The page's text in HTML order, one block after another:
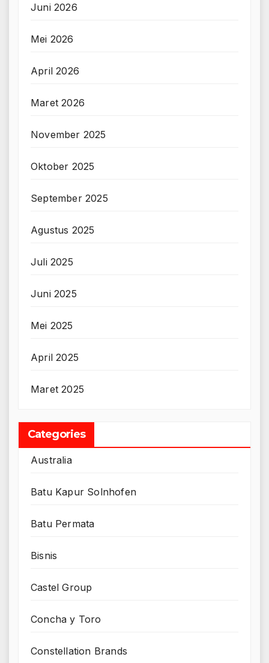
Juni 2026
Mei 2026
April 2026
Maret 2026
November 2025
Oktober 2025
September 2025
Agustus 2025
Juli 2025
Juni 2025
Mei 2025
April 2025
Maret 2025
Categories
Australia
Batu Kapur Solnhofen
Batu Permata
Bisnis
Castel Group
Concha y Toro
Constellation Brands